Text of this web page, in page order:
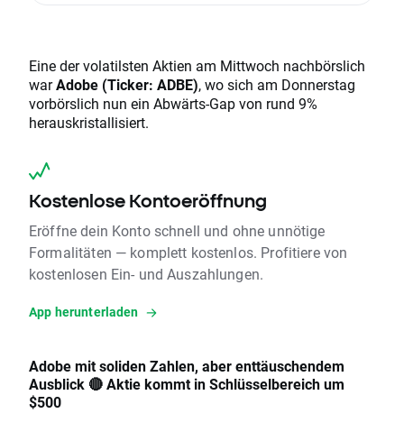
Eine der volatilsten Aktien am Mittwoch nachbörslich
warAdobe (Ticker: ADBE), wo sich am Donnerstag
vorbörslich nun ein Abwärts-Gap von rund 9%
herauskristallisiert.
Kostenlose Kontoeröffnung
Eröffne dein Konto schnell und ohne unnötige
Formalitäten — komplett kostenlos. Profitiere von
kostenlosen Ein- und Auszahlungen.
App herunterladen
Adobe mit soliden Zahlen, aber enttäuschendem
Ausblick 🔴Aktie kommt in Schlüsselbereich um
$500